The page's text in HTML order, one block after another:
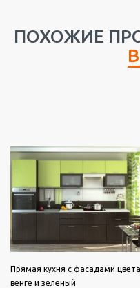
ПОХОЖИЕ
Прямая кухня с фасадами цвета
венге и зеленый